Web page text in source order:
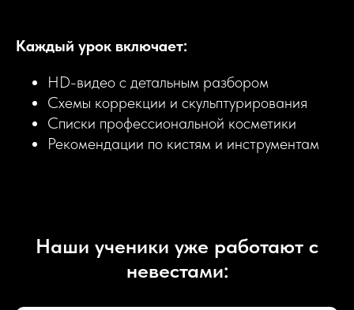
Каждый урок включает:
HD-видео с детальным разбором
Схемы коррекции и скульптурирования
Списки профессиональной косметики
Рекомендации по кистям и инструментам
Наши ученики уже работают с
невестами: